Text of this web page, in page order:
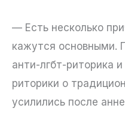
— Есть несколько
кажутся основными.
анти-лгбт-риторика
риторики о
усилились после